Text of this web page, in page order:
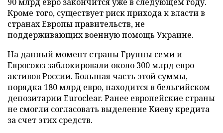
Кроме того, существует риск прихода к власти в
странах Европы правительств, не
поддерживающих военную помощь Украине.
На данный момент страны Группы семи и
Евросоюз заблокировали около 300 млрд евро
активов России. Большая часть этой суммы,
порядка 180 млрд евро, находится в бельгийском
депозитарии Euroclear. Ранее европейские страны
не смогли согласовать выделение Киеву кредита
за счет этих средств.